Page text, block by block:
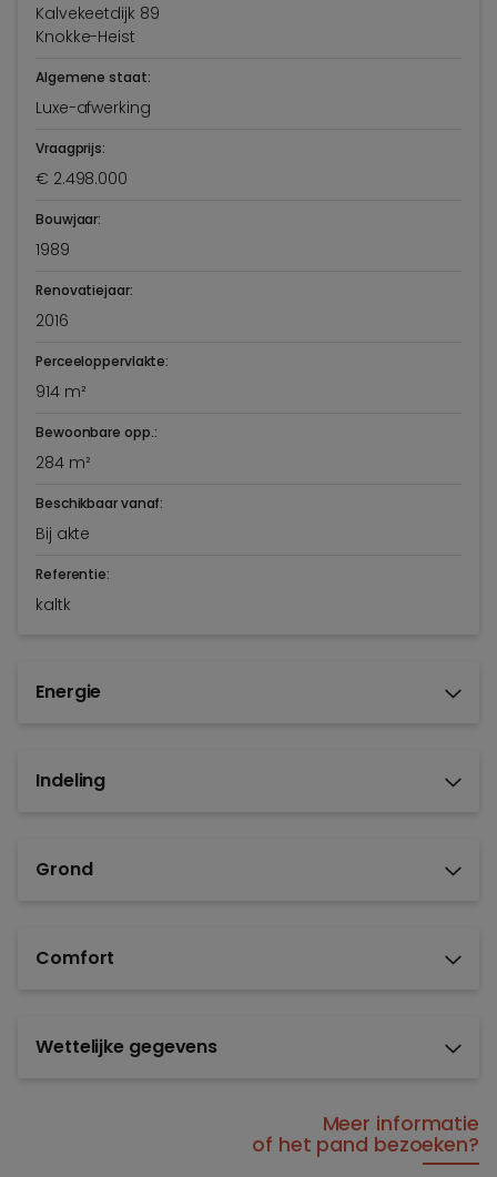
Kalvekeetdijk 89
Knokke-Heist
Algemene staat:
Luxe-afwerking
Vraagprijs:
€ 2.498.000
Bouwjaar:
1989
Renovatiejaar:
2016
Perceeloppervlakte:
914 m²
Bewoonbare opp.:
284 m²
Beschikbaar vanaf:
Bij akte
Referentie:
kaltk
Energie
Indeling
Grond
Comfort
Wettelijke gegevens
Meer informatie
of het pand bezoeken?